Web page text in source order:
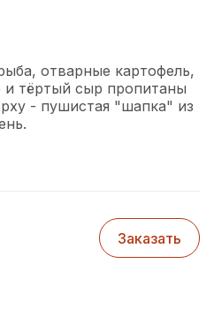
отварные картофель,
и тёртый сыр пропитаны
- пушистая "шапка" из
Заказать